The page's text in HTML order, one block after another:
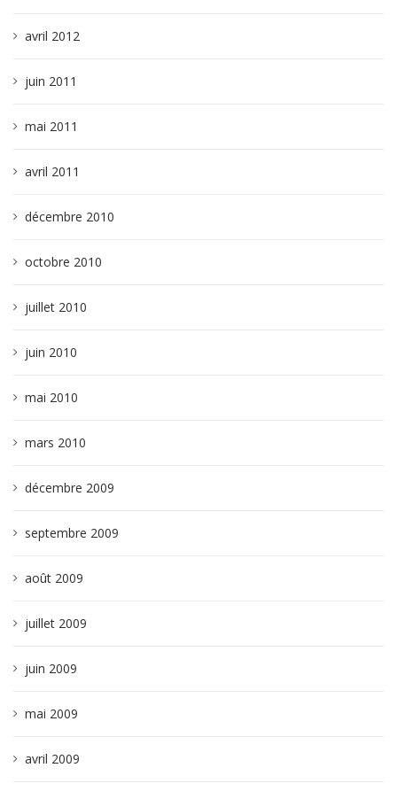
avril 2012
juin 2011
mai 2011
avril 2011
décembre 2010
octobre 2010
juillet 2010
juin 2010
mai 2010
mars 2010
décembre 2009
septembre 2009
août 2009
juillet 2009
juin 2009
mai 2009
avril 2009